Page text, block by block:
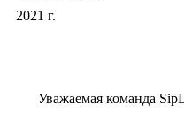
2021 г.
Уважаемая команда